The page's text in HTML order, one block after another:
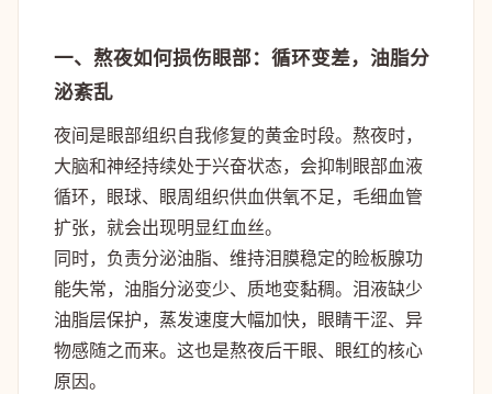
一、熬夜如何损伤眼部：循环变差，油脂分
泌紊乱
夜间是眼部组织自我修复的黄金时段。熬夜时，
大脑和神经持续处于兴奋状态，会抑制眼部血液
循环，眼球、眼周组织供血供氧不足，毛细血管
扩张，就会出现明显红血丝。
同时，负责分泌油脂、维持泪膜稳定的睑板腺功
能失常，油脂分泌变少、质地变黏稠。泪液缺少
油脂层保护，蒸发速度大幅加快，眼睛干涩、异
物感随之而来。这也是熬夜后干眼、眼红的核心
原因。